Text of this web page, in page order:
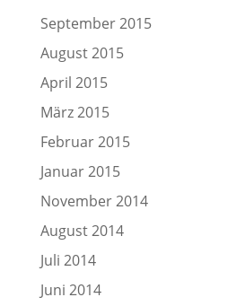
September 2015
August 2015
April 2015
März 2015
Februar 2015
Januar 2015
November 2014
August 2014
Juli 2014
Juni 2014